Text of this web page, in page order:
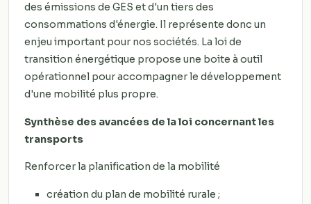
des émissions de GES et d'un tiers des
consommations d'énergie. Il représente donc un
enjeu important pour nos sociétés. La loi de
transition énergétique propose une boite à outil
opérationnel pour accompagner le développement
d'une mobilité plus propre.
Synthèse des avancées de la loi concernant les
transports
Renforcer la planification de la mobilité
création du plan de mobilité rurale ;